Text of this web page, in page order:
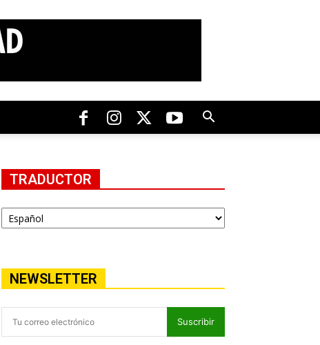
TRADUCTOR
NEWSLETTER
Suscribir